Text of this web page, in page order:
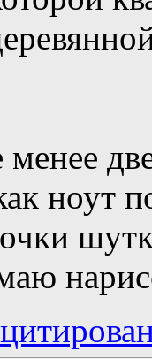
менее
ноут